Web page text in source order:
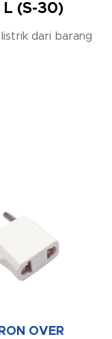
L (S-30)
dari barang
OVER